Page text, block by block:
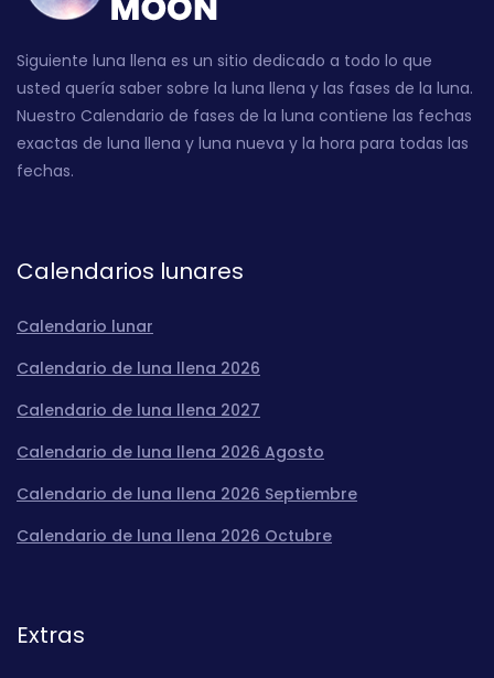
Siguiente luna llena es un sitio dedicado a todo lo que
usted quería saber sobre la luna llena y las fases de la luna.
Nuestro Calendario de fases de la luna contiene las fechas
exactas de luna llena y luna nueva y la hora para todas las
fechas.
Calendarios lunares
Calendario lunar
Calendario de luna llena 2026
Calendario de luna llena 2027
Calendario de luna llena 2026 Agosto
Calendario de luna llena 2026 Septiembre
Calendario de luna llena 2026 Octubre
Extras